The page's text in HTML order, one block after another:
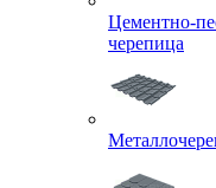
Цементно-
черепица